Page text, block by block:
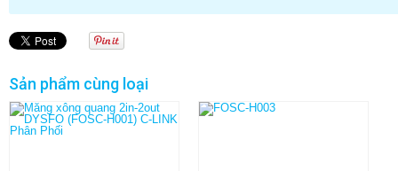
Sản phẩm cùng loại